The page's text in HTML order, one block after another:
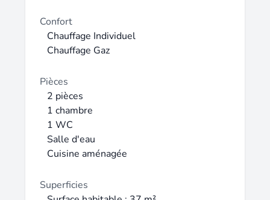
Confort
Chauffage Individuel
Chauffage Gaz
Pièces
2 pièces
1 chambre
1 WC
Salle d'eau
Cuisine aménagée
Superficies